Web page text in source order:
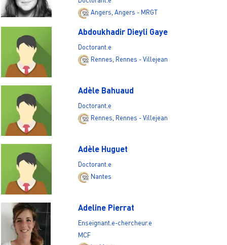
Angers, Angers - MRGT
Abdoukhadir Dieyli Gaye
Doctorant.e
Rennes Rennes - Villejean
Adèle Bahuaud
Doctorant.e
Rennes Rennes - Villejean
Adèle Huguet
Doctorant.e
Nantes
Adeline Pierrat
Enseignant.e-chercheur.e
MCF